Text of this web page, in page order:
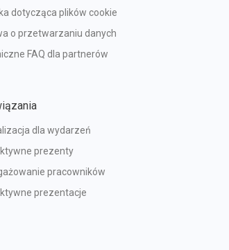
dotycząca plików cookie
o przetwarzaniu danych
FAQ dla partnerów
dla wydarzeń
prezenty
pracowników
prezentacje